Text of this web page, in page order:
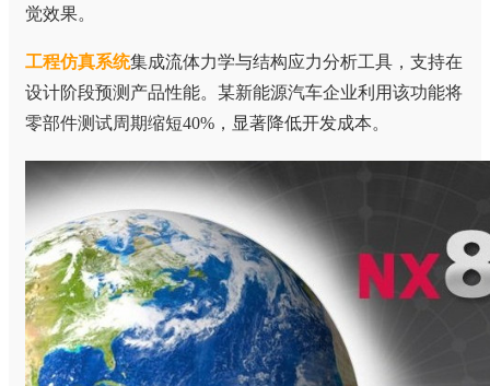
觉效果。
工程仿真系统集成流体力学与结构应力分析工具，支持在
设计阶段预测产品性能。某新能源汽车企业利用该功能将
零部件测试周期缩短40%，显著降低开发成本。